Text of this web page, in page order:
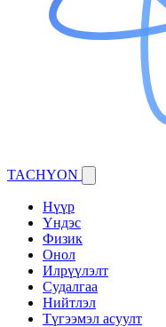
TACHYON
Нүүр
Үндэс
Физик
Онол
Илрүүлэлт
Судалгаа
Нийтлэл
Түгээмэл асуулт